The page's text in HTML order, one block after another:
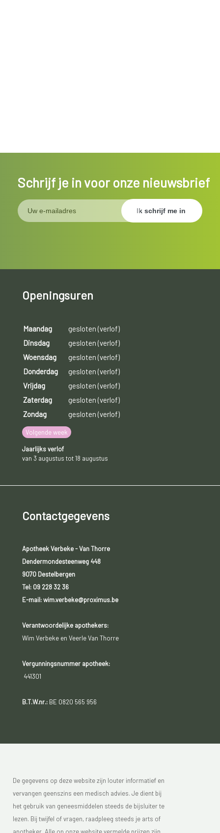
Schrijf je in voor onze nieuwsbrief
Openingsuren
Maandag
gesloten (verlof)
Dinsdag
gesloten (verlof)
Woensdag
gesloten (verlof)
Donderdag
gesloten (verlof)
Vrijdag
gesloten (verlof)
Zaterdag
gesloten (verlof)
Zondag
gesloten (verlof)
Volgende week
Jaarlijks verlof
van 3 augustus tot 18 augustus
Contactgegevens
Apotheek Verbeke - Van Thorre
Dendermondesteenweg 448
9070 Destelbergen
Tel: 09 228 32 36
E-mail: wim.verbeke@proximus.be
Verantwoordelijke apothekers:
Wim Verbeke en Veerle Van Thorre
Vergunningsnummer apotheek:
441301
B.T.W.nr.:BE 0820 565 956
De gegevens op deze website zijn louter informatief en
vervangen geenszins een medisch advies. Je dient bij
het gebruik van geneesmiddelen steeds de bijsluiter te
lezen. Bij twijfel of vragen, raadpleeg steeds je arts of
apotheker. Alle op onze website vermelde prijzen zijn